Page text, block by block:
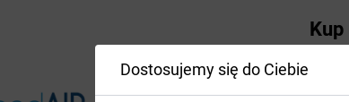
Dostosujemy się do Ciebie